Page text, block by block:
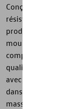
Conçue pour
résistante conforme
production en série -
moulage
composée d'un
qualité supérieure et
avec d'excellentes
dans toutes les
masses